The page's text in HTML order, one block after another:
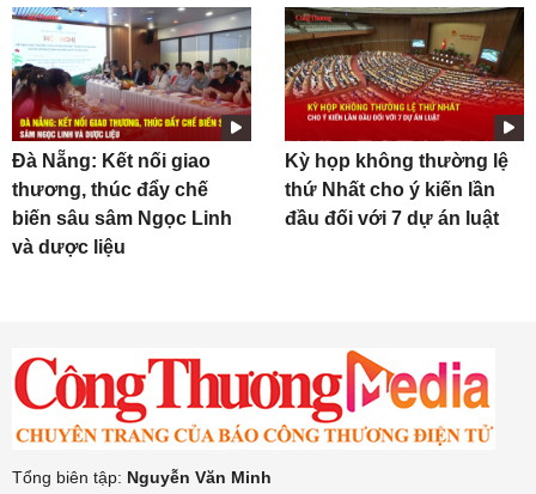
Đà Nẵng: Kết nối giao
thương, thúc đẩy chế
biến sâu sâm Ngọc Linh
và dược liệu
Kỳ họp không thường lệ
thứ Nhất cho ý kiến lần
đầu đối với 7 dự án luật
Tổng biên tập: Nguyễn Văn Minh